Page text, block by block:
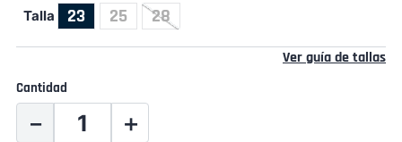
Talla 23 25 28
Ver guía de tallas
Cantidad
＋
－